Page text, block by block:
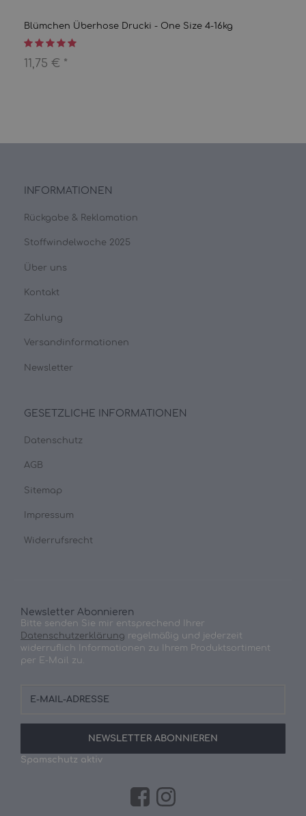
Blümchen Überhose Drucki - One Size 4-16kg
11,75 € *
INFORMATIONEN
Rückgabe & Reklamation
Stoffwindelwoche 2025
Über uns
Kontakt
Zahlung
Versandinformationen
Newsletter
GESETZLICHE INFORMATIONEN
Datenschutz
AGB
Sitemap
Impressum
Widerrufsrecht
Newsletter Abonnieren
Bitte senden Sie mir entsprechend Ihrer
Datenschutzerklärung regelmäßig und jederzeit
widerruflich Informationen zu Ihrem Produktsortiment
per E-Mail zu.
Mail-
NEWSLETTER ABONNIEREN
Spamschutz aktiv